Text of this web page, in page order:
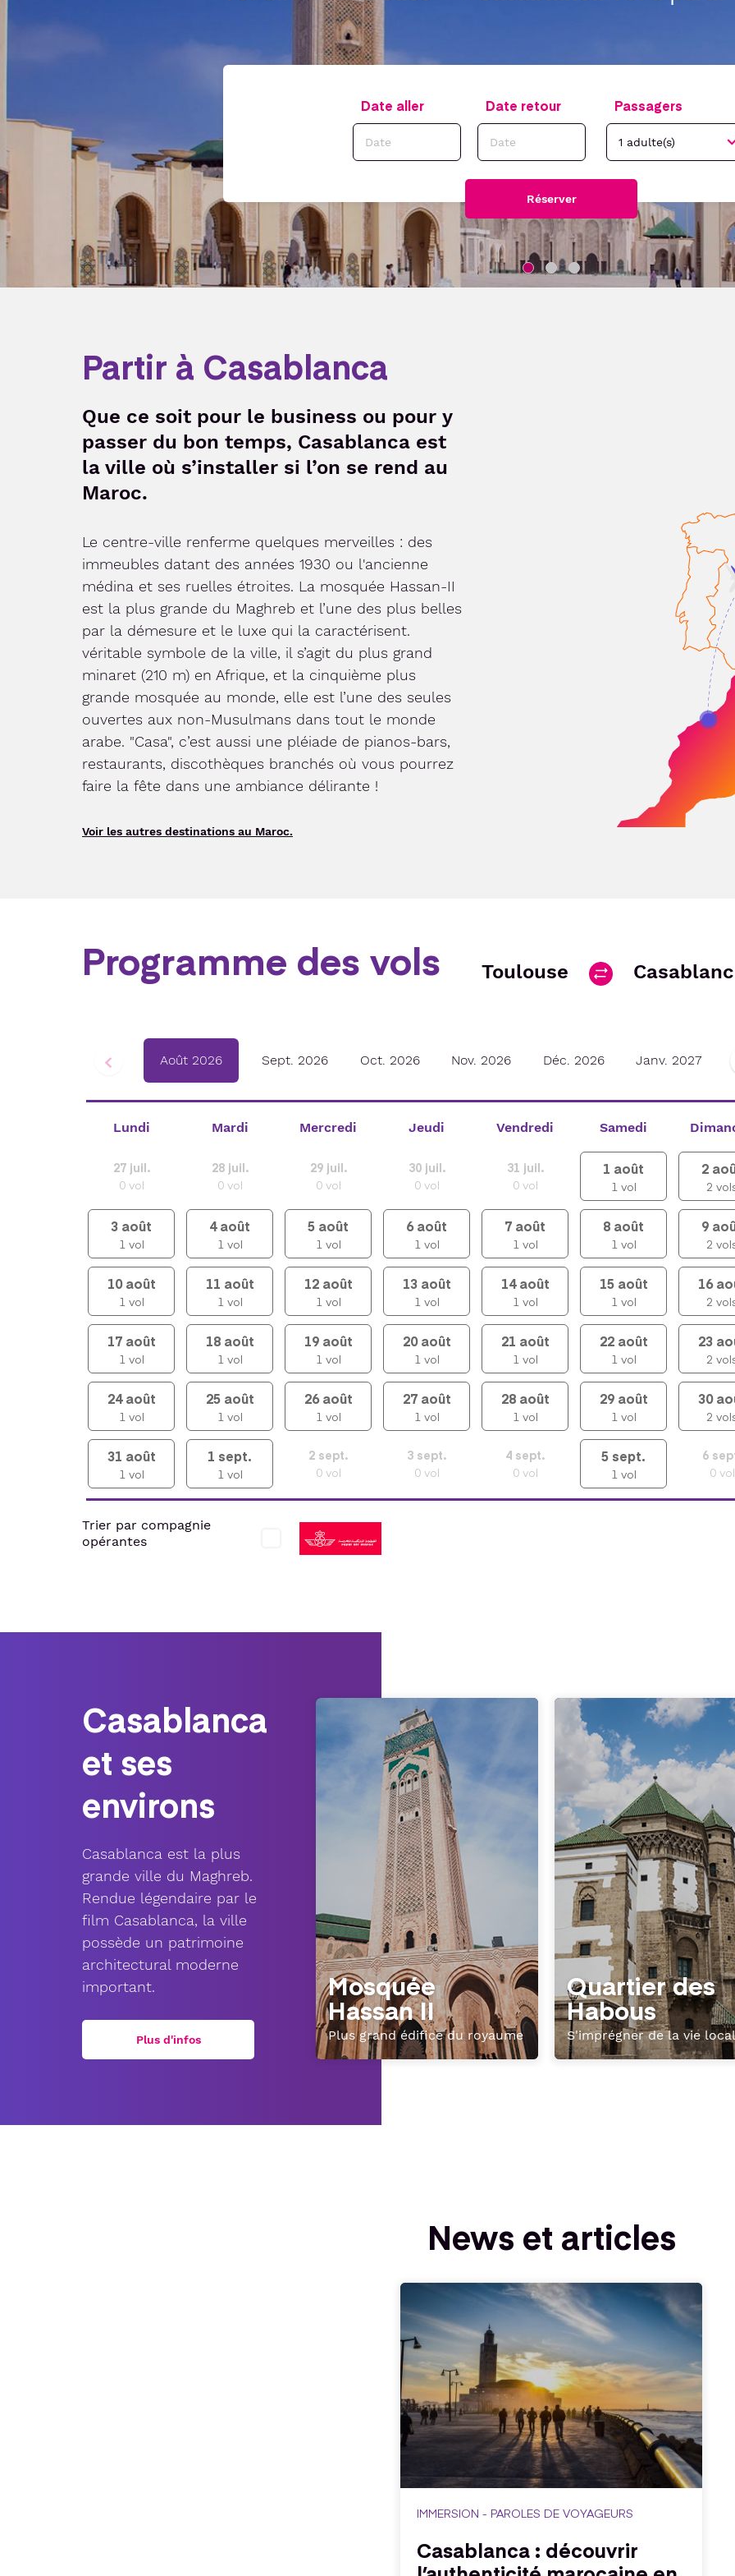
Date aller Date retour Passagers
Réserver
Partir à Casablanca
Que ce soit pour le business ou pour y
passer du bon temps, Casablanca est
la ville où s’installer si l’on se rend au
Maroc.
Le centre-ville renferme quelques merveilles : des
immeubles datant des années 1930 ou l'ancienne
médina et ses ruelles étroites. La mosquée Hassan-II
est la plus grande du Maghreb et l’une des plus belles
par la démesure et le luxe qui la caractérisent.
véritable symbole de la ville, il s’agit du plus grand
minaret (210 m) en Afrique, et la cinquième plus
grande mosquée au monde, elle est l’une des seules
ouvertes aux non-Musulmans dans tout le monde
arabe. "Casa", c’est aussi une pléiade de pianos-bars,
restaurants, discothèques branchés où vous pourrez
faire la fête dans une ambiance délirante !
Voir les autres destinations au Maroc.
Programme des vols Toulouse
Août 2026 Sept. 2026 Oct. 2026 Nov. 2026 Déc. 2026 Janv. 2027
Lundi Mardi Mercredi Jeudi Vendredi Samedi
27 juil.
0 vol
28 juil.
0 vol
29 juil.
0 vol
30 juil.
0 vol
31 juil.
0 vol
1 août
1 vol
2
2
3 août
1 vol
4 août
1 vol
5 août
1 vol
6 août
1 vol
7 août
1 vol
8 août
1 vol
9
2
10 août
1 vol
11 août
1 vol
12 août
1 vol
13 août
1 vol
14 août
1 vol
15 août
1 vol
16
2
17 août
1 vol
18 août
1 vol
19 août
1 vol
20 août
1 vol
21 août
1 vol
22 août
1 vol
23
2
24 août
1 vol
25 août
1 vol
26 août
1 vol
27 août
1 vol
28 août
1 vol
29 août
1 vol
30
2
31 août
1 vol
1 sept.
1 vol
2 sept.
0 vol
3 sept.
0 vol
4 sept.
0 vol
5 sept.
1 vol
6
0 vol
Trier par compagnie
opérantes
Casablanca
et ses
environs
Casablanca est la plus
grande ville du Maghreb.
Rendue légendaire par le
film Casablanca, la ville
possède un patrimoine
architectural moderne
important.
Plus d'infos
Mosquée
Hassan II
Plus grand édifice du royaume
Quartier des
Habous
S'imprégner de la vie
News et articles
IMMERSION - PAROLES DE VOYAGEURS
Casablanca : découvrir